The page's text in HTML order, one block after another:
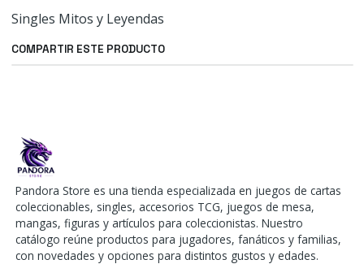
Singles Mitos y Leyendas
COMPARTIR ESTE PRODUCTO
Pandora Store es una tienda especializada en juegos de cartas
coleccionables, singles, accesorios TCG, juegos de mesa,
mangas, figuras y artículos para coleccionistas. Nuestro
catálogo reúne productos para jugadores, fanáticos y familias,
con novedades y opciones para distintos gustos y edades.